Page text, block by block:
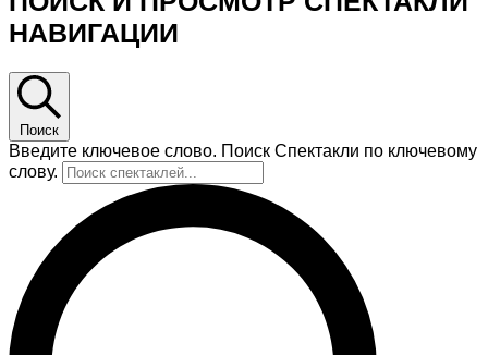
НАВИГАЦИИ
Поиск
Введите ключевое слово. Поиск Спектакли по ключевому
слову.